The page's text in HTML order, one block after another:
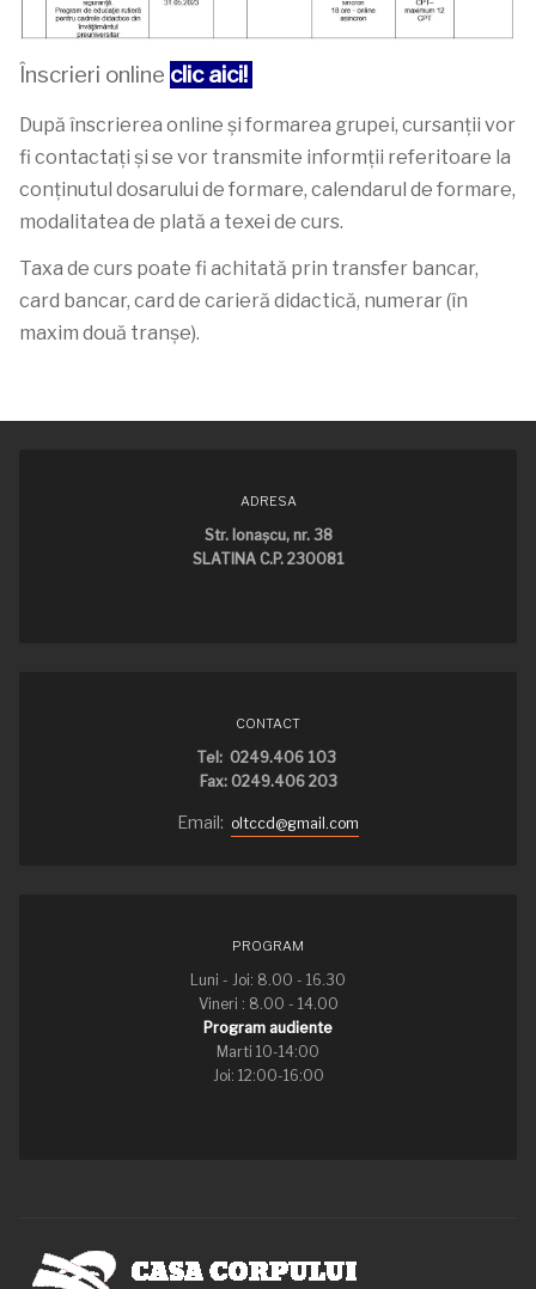
Înscrieri online clic aici!
După înscrierea online și formarea grupei, cursanții vor
fi contactați și se vor transmite informții referitoare la
conținutul dosarului de formare, calendarul de formare,
modalitatea de plată a texei de curs.
Taxa de curs poate fi achitată prin transfer bancar,
card bancar, card de carieră didactică, numerar (în
maxim două tranșe).
ADRESA
Str. Ionaşcu, nr. 38
SLATINA C.P. 230081
CONTACT
Tel: 0249.406 103
Fax: 0249.406 203
Email: oltccd@gmail.com
PROGRAM
Luni - Joi: 8.00 - 16.30
Vineri : 8.00 - 14.00
Program audiente
Marti 10-14:00
Joi: 12:00-16:00